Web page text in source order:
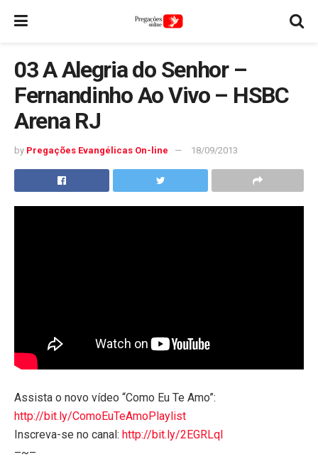
03 A Alegria do Senhor –
Fernandinho Ao Vivo – HSBC
Arena RJ
by Pregações Evangélicas On-line 18/09/2013
Assista o novo vídeo “Como Eu Te Amo”:
http://bit.ly/ComoEuTeAmoPlaylist
Inscreva-se no canal: http://bit.ly/2EGRLql
–~–